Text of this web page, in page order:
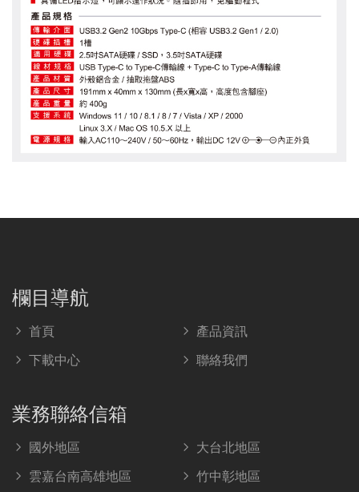
欄目導航
首頁
產品資訊
下載中心
聯絡我們
業務聯絡信箱
國外地區
大台北地區
雲嘉台南高雄地區
竹中彰地區